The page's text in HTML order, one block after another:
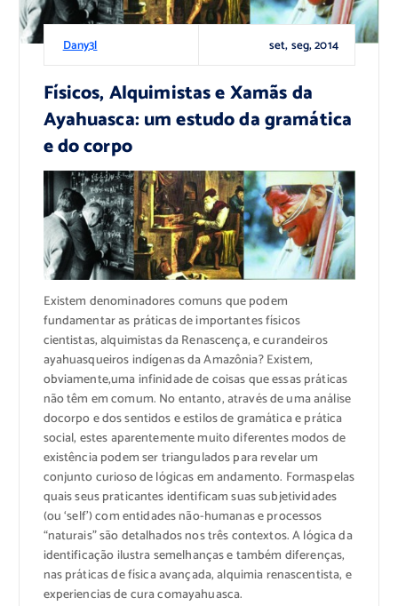
Dany3l set, seg, 2014
Físicos, Alquimistas e Xamãs da
Ayahuasca: um estudo da gramática
e do corpo
Existem denominadores comuns quepodem
fundamentar as práticas deimportantes físicos
cientistas, alquimistasda Renascença, e curandeiros
ayahuasqueirosindígenas da Amazônia?Existem,
obviamente,uma infinidade de coisasque essas práticas
nãotêm em comum. No entanto,através deuma análise
docorpo e dos sentidose estilos degramática eprática
social, estesaparentemente muitodiferentesmodos de
existênciapodem sertrianguladospara revelarum
conjuntocuriosode lógicasem andamento. Formaspelas
quaisseus praticantesidentificamsuas subjetividades
(ou‘self’)com entidadesnão-humanase processos
“naturais”são detalhadosnos trêscontextos.Alógica da
identificaçãoilustrasemelhançase também diferenças,
nas práticasdefísica avançada,alquimia renascentista, e
experiencias de cura comayahuasca.